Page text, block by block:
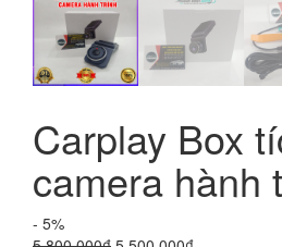
Carplay Box
camera hành
- 5%